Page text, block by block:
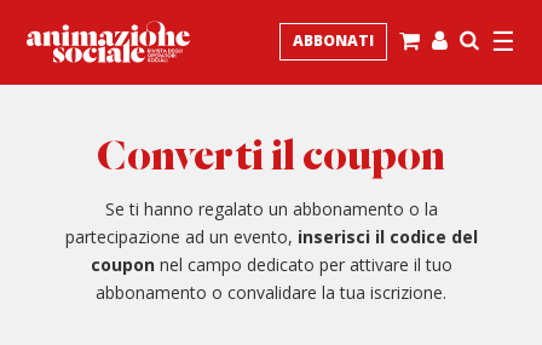
ABBONATI ☰
Converti il coupon
Se ti hanno regalato un abbonamento o la
partecipazione ad un evento, inserisci il codice del
couponnel campo dedicato per attivare il tuo
abbonamento o convalidare la tua iscrizione.